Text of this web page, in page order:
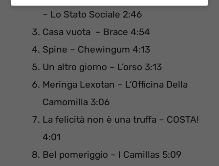
– Lo Stato Sociale 2:46
Casa vuota – Brace 4:54
Spine – Chewingum 4:13
Un altro giorno – L’orso 3:13
Meringa Lexotan – L’Officina Della
Camomilla 3:06
La felicità non è una truffa – COSTA!
4:01
Bel pomeriggio – I Camillas 5:09